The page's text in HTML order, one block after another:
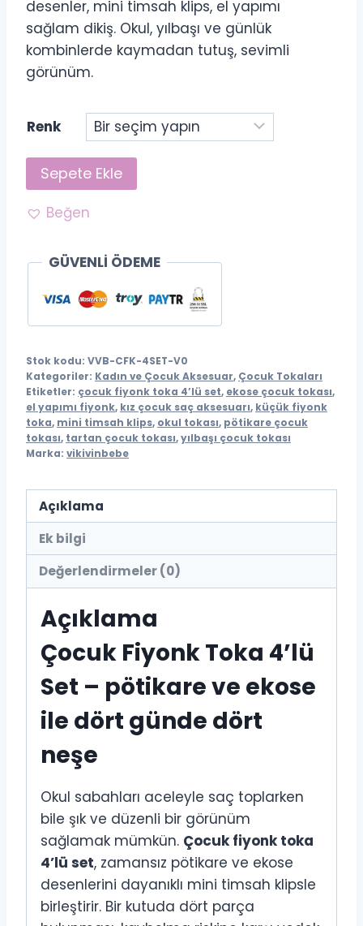
desenler, mini timsah klips, el yapımı
sağlam dikiş. Okul, yılbaşı ve günlük
kombinlerde kaymadan tutuş, sevimli
görünüm.
Renk
Çocuk
Fiyonk
Toka
Pötikare
&
|
Mini
Timsah
Klips
|
Yapımı
adet
Sepete Ekle
Beğen
GÜVENLİ ÖDEME
Stok kodu: VVB-CFK-4SET-V0
Kategoriler: Kadın ve Çocuk Aksesuar, Çocuk Tokaları
Etiketler: çocuk fiyonk toka 4’lü set, ekose çocuk tokası,
el yapımı fiyonk, kız çocuk saç aksesuarı, küçük fiyonk
toka, mini timsah klips, okul tokası, pötikare çocuk
tokası, tartan çocuk tokası,yılbaşı çocuk tokası
Marka: vikivinbebe
Açıklama
Ek bilgi
Değerlendirmeler (0)
Açıklama
Çocuk Fiyonk Toka 4’lü
Set – pötikare ve ekose
ile dört günde dört
neşe
Okul sabahları aceleyle saç toplarken
bile şık ve düzenli bir görünüm
sağlamak mümkün. Çocuk fiyonk toka
4’lü set, zamansız pötikare ve ekose
desenlerini dayanıklı mini timsah klipsle
birleştirir. Bir kutuda dört parça